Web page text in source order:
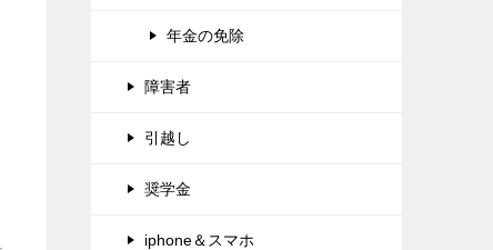
年金の免除
障害者
引越し
奨学金
iphone＆スマホ